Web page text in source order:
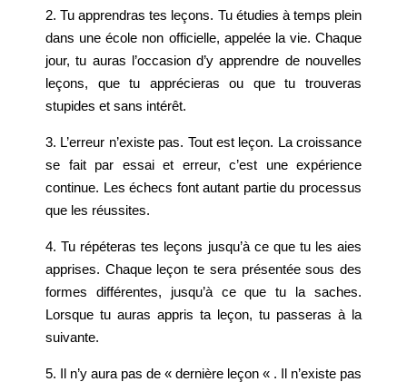
2. Tu apprendras tes leçons. Tu étudies à temps plein
dans une école non officielle, appelée la vie. Chaque
jour, tu auras l’occasion d’y apprendre de nouvelles
leçons, que tu apprécieras ou que tu trouveras
stupides et sans intérêt.
3. L’erreur n’existe pas. Tout est leçon. La croissance
se fait par essai et erreur, c’est une expérience
continue. Les échecs font autant partie du processus
que les réussites.
4. Tu répéteras tes leçons jusqu’à ce que tu les aies
apprises. Chaque leçon te sera présentée sous des
formes différentes, jusqu’à ce que tu la saches.
Lorsque tu auras appris ta leçon, tu passeras à la
suivante.
5. Il n’y aura pas de « dernière leçon « . Il n’existe pas